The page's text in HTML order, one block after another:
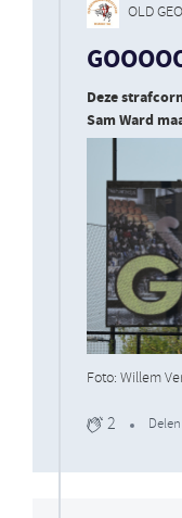
OLD
Deze
Sam Ward
Foto: Willem
2 Delen